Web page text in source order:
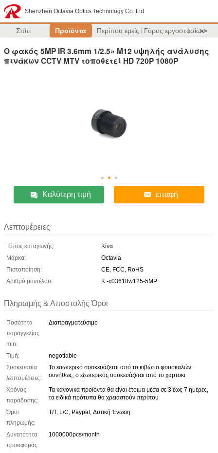
Shenzhen Octavia Optics Technology Co.,Ltd
Σπίτι Προϊόντα Περίπου εμείς Γύρος εργοστασίων
>>
Ο φακός 5MP IR 3.6mm 1/2.5» M12 υψηλής ανάλυσης
πινάκων CCTV MTV τοποθετεί HD 720P 1080P
Καλύτερη τιμή επαφή
Λεπτομέρειες
Τόπος καταγωγής:
Κίνα
Μάρκα:
Octavia
Πιστοποίηση:
CE, FCC, RoHS
Αριθμό μοντέλου:
Κ.-c03618w125-5MP
Πληρωμής & Αποστολής Όροι
Ποσότητα
παραγγελίας
min:
Διαπραγματεύσιμο
Τιμή:
negotiable
Συσκευασία
λεπτομέρειες:
Το εσωτερικό συσκευάζεται από το κιβώτιο φουσκαλών
συνήθως, ο εξωτερικός συσκευάζεται από το χαρτοκι
Χρόνος
παράδοσης:
Τα κανονικά προϊόντα θα είναι έτοιμα μέσα σε 3 έως 7 ημέρες,
τα ειδικά πρότυπα θα χρειαστούν περίπου
Όροι
πληρωμής:
T/T, L/C, Paypal, Δυτική Ένωση
Δυνατότητα
προσφοράς:
1000000pcs/month